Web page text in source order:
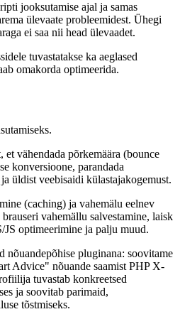
jooksutamise ajal ja samas
ülevaate probleemidest. Ühegi
ei saa nii head ülevaadet.
tuvastatakse ka aeglased
omakorda optimeerida.
vähendada põrkemäära (bounce
konversioone, parandada
üldist veebisaidi külastajakogemust.
(caching) ja vahemälu eelnev
vahemällu salvestamine, laisk
optimeerimine ja palju muud.
nõuandepõhise pluginana: soovitame
Advice" nõuande saamist PHP X-
tuvastab konkreetsed
ja soovitab parimaid,
tõstmiseks.